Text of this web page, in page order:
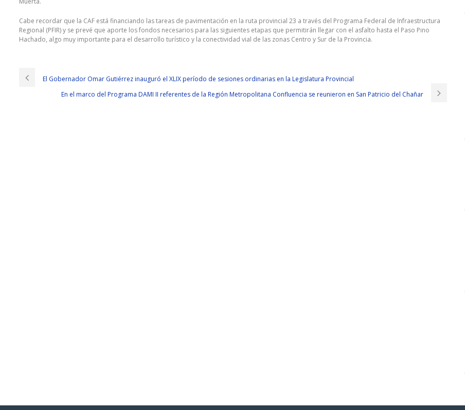
Cabe recordar que la CAF está financiando las tareas de pavimentación en la ruta provincial 23 a través del Programa Federal de Infraestructura
Regional (PFIR) y se prevé que aporte los fondos necesarios para las siguientes etapas que permitirán llegar con el asfalto hasta el Paso Pino
Hachado, algo muy importante para el desarrollo turístico y la conectividad vial de las zonas Centro y Sur de la Provincia.
El Gobernador Omar Gutiérrez inauguró el XLIX período de sesiones ordinarias en la Legislatura Provincial
En el marco del Programa DAMI II referentes de la Región Metropolitana Confluencia se reunieron en San Patricio del Chañar